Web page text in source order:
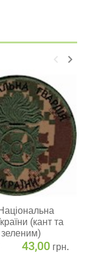
keyboard_arrow_left keyboard_arrow_right
(кант та
43,00 грн.